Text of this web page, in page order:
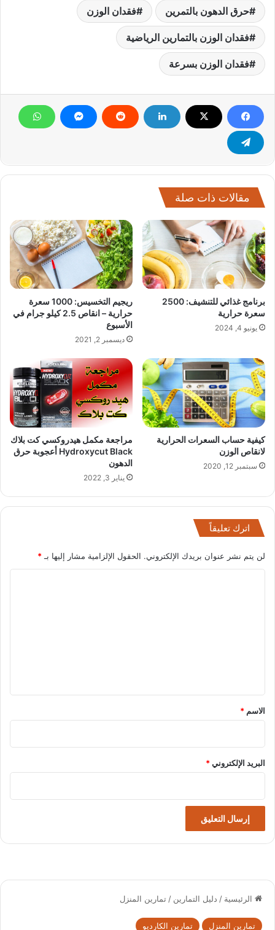
حرق الدهون بالتمرين فقدان الوزن
فقدان الوزن بالتمارين الرياضية
فقدان الوزن بسرعة
مقالات ذات صلة
برنامج غذائي للتنشيف: 2500
سعرة حرارية
يونيو 4, 2024
ريجيم التخسيس: 1000 سعرة
حرارية – انقاص 2.5 كيلو جرام في
الأسبوع
ديسمبر 2, 2021
كيفية حساب السعرات الحرارية
لانقاص الوزن
سبتمبر 12, 2020
مراجعة مكمل هيدروكسي كت بلاك
Hydroxycut Black أعجوبة حرق
الدهون
يناير 3, 2022
اترك تعليقاً
لن يتم نشر عنوان بريدك الإلكتروني. الحقول الإلزامية مشار إليها بـ *
*
الاسم *
البريد الإلكتروني*